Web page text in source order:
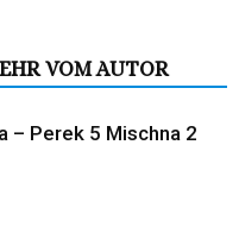
VOM AUTOR
– Perek 5 Mischna 2